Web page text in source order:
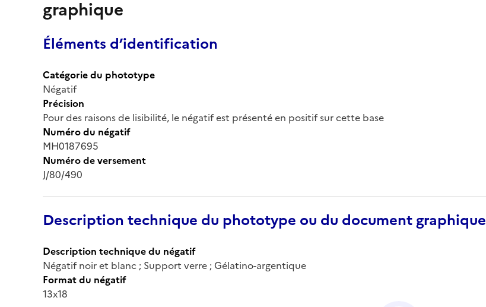
graphique
Éléments d’identification
Catégorie du phototype
Négatif
Précision
Pour des raisons de lisibilité, le négatif est présenté en positif sur cette base
Numéro du négatif
MH0187695
Numéro de versement
J/80/490
Description technique du phototype ou du document graphique
Description technique du négatif
Négatif noir et blanc ; Support verre ; Gélatino-argentique
Format du négatif
13x18